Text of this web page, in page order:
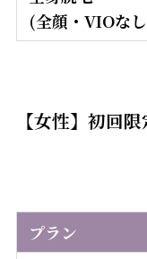
(全顔・VIOな
【女性】初回
プラン